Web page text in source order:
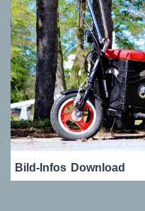
Bild-Infos Download